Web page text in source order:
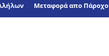
Μεταφορά απο Πάροχο